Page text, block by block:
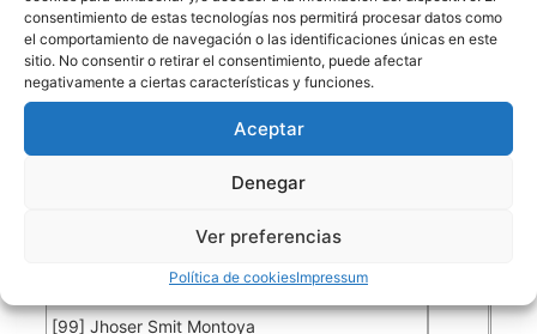
consentimiento de estas tecnologías nos permitirá procesar datos como
el comportamiento de navegación o las identificaciones únicas en este
sitio. No consentir o retirar el consentimiento, puede afectar
negativamente a ciertas características y funciones.
Aceptar
Denegar
Ver preferencias
Política de cookiesImpressum
[5] Andeson Orozco
[9] Johan Cañon
[10] Ricardo Avendaño Arango
[17] Juan Sebastián Blanco Santrich
[18] Andrés Nuñes
[99] Jhoser Smit Montoya